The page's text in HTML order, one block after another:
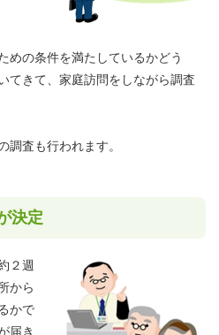
めの条件を満たしているかどう
てきて、家庭訪問をしながら調査
調査も行われます。
決定
２週
から
かで
届き